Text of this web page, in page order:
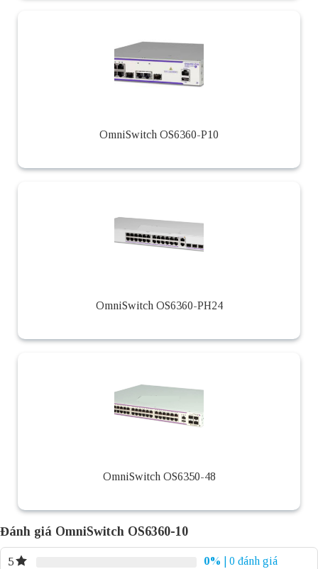
OmniSwitch OS6360-P10
OmniSwitch OS6360-PH24
OmniSwitch OS6350-48
Đánh giá OmniSwitch OS6360-10
5 0%
| 0 đánh giá